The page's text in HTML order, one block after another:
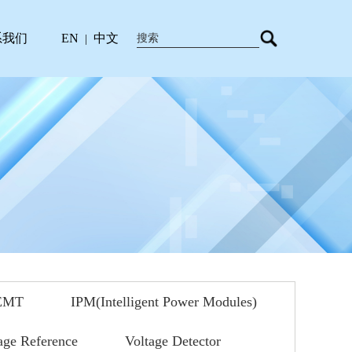
EN 中文
们
IPM(Intelligent Power Modules)
Reference Voltage Detector